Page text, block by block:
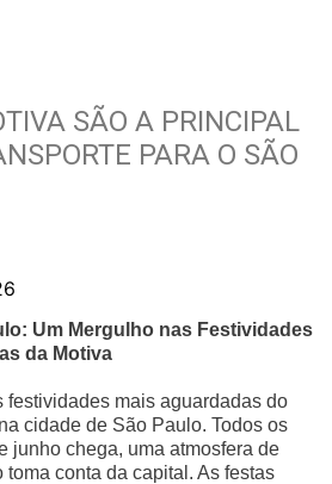
SÃO A PRINCIPAL
PARA O SÃO
Um Mergulho nas Festividades
da Motiva
festividades mais aguardadas do
cidade de São Paulo. Todos os
junho chega, uma atmosfera de
conta da capital. As festas